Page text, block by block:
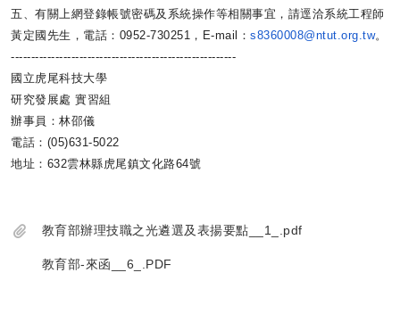
五、有關上網登錄帳號密碼及系統操作等相關事宜， 請逕洽系統工程師
黃定國先生，電話：0952-730251， E-mail： s8360008@ntut.org.tw。
--------------------------------------------------------
國立虎尾科技大學
研究發展處 實習組
辦事員：林邵儀
電話：(05)631-5022
地址：632雲林縣虎尾鎮文化路64號
教育部辦理技職之光遴選及表揚要點__1_.pdf
教育部-來函__6_.PDF